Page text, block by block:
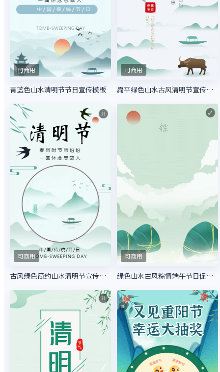
可商用
青蓝色山水清明节节日宣传模板
可商用
扁平绿色山水古风清明节宣传模板
可商用
古风绿色简约山水清明节宣传模板
可商用
绿色山水古风粽情端午节日促销活动模板